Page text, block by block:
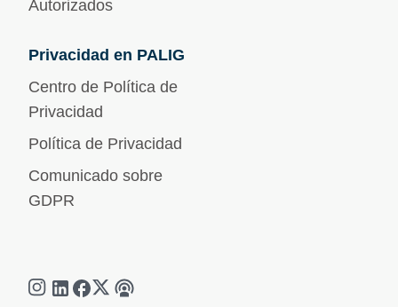
Autorizados
Privacidad en PALIG
Centro de Política de
Privacidad
Política de Privacidad
Comunicado sobre
GDPR